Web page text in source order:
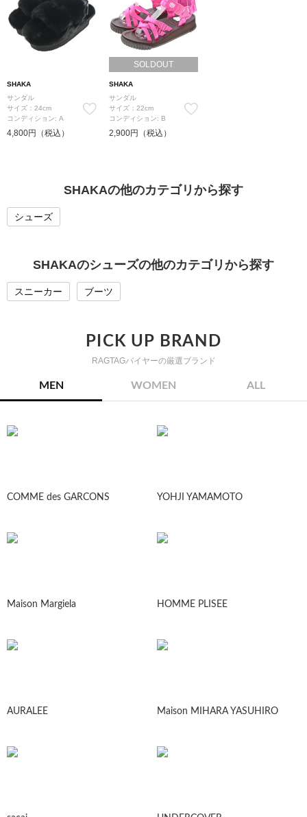
SHAKA
サンダル
サイズ：24cm
コンディション: A
4,800円（税込）
SOLDOUT
SHAKA
サンダル
サイズ：22cm
コンディション: B
2,900円（税込）
SHAKAの他のカテゴリから探す
シューズ
SHAKAのシューズの他のカテゴリから探す
スニーカー ブーツ
PICK UP BRAND
RAGTAGバイヤーの厳選ブランド
MEN WOMEN ALL
COMME des GARCONS YOHJI YAMAMOTO
Maison Margiela HOMME PLISEE
AURALEE Maison MIHARA YASUHIRO